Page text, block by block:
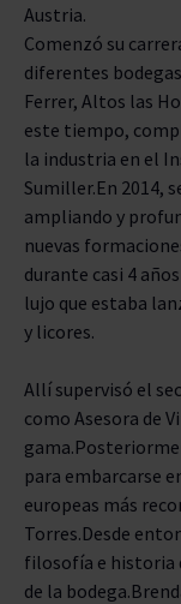
Austria.
Comenzó su
diferentes
Ferrer, Altos las
este tiempo,
la industria en el
Sumiller.En 2014,
ampliando y
nuevas
durante casi 4
lujo que estaba
y licores.
Allí supervisó el
como Asesora de
para embarcarse
europeas más
Torres.Desde
filosofía e historia
de la